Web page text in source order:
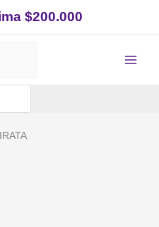
$200.000